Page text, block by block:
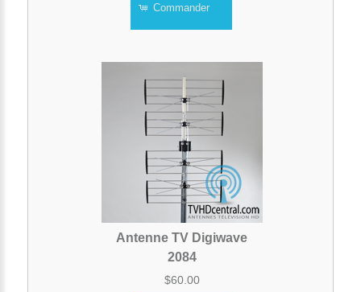
Commander
Antenne TV Digiwave
2084
$60.00